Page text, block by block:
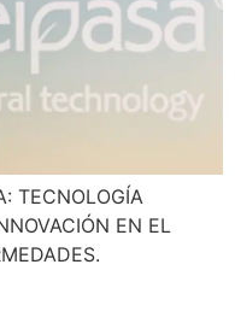
TECNOLOGÍA
EN EL